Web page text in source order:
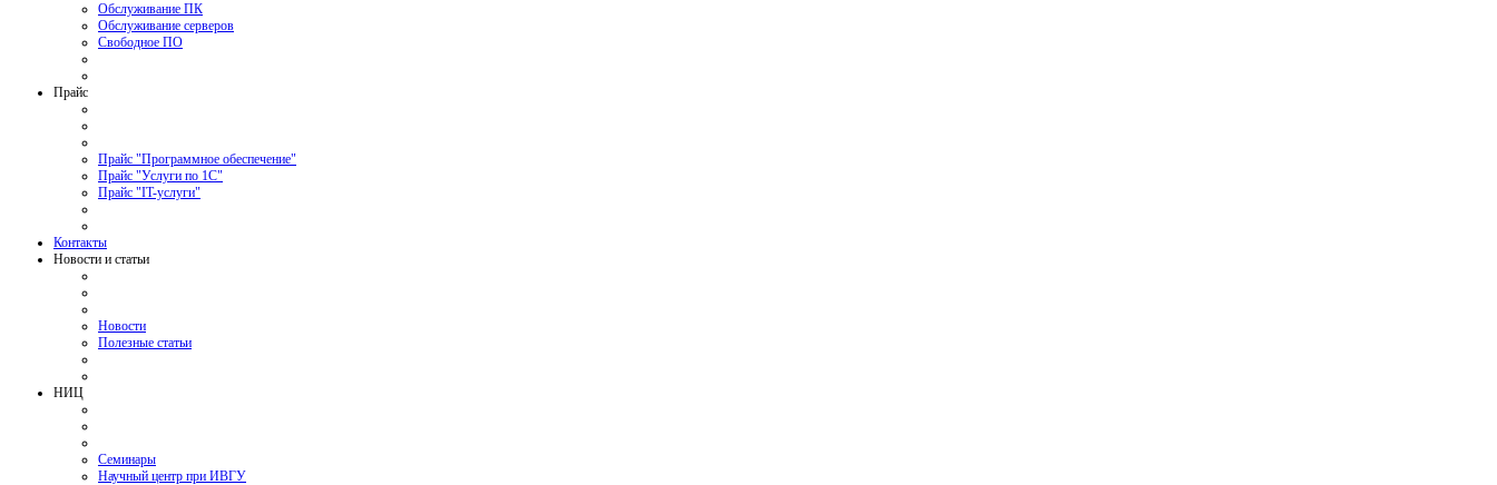
Обслуживание ПК
Обслуживание серверов
Свободное ПО
Прайс
Прайс "Программное обеспечение"
Прайс "Услуги по 1С"
Прайс "IT-услуги"
Контакты
Новости и статьи
Новости
Полезные статьи
НИЦ
Семинары
Научный центр при ИВГУ